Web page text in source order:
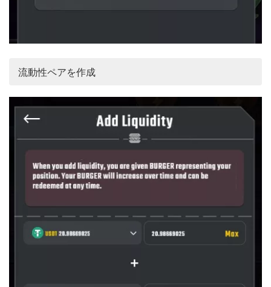
流動性ペアを作成